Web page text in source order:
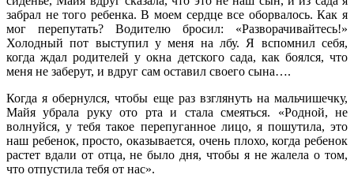
забрал не того ребенка. В моем сердце все оборвалось. Как я
мог перепутать? Водителю бросил: «Разворачивайтесь!»
Холодный пот выступил у меня на лбу. Я вспомнил себя,
когда ждал родителей у окна детского сада, как боялся, что
меня не заберут, и вдруг сам оставил своего сына….
Когда я обернулся, чтобы еще раз взглянуть на мальчишечку,
Майя убрала руку ото рта и стала смеяться. «Родной, не
волнуйся, у тебя такое перепуганное лицо, я пошутила, это
наш ребенок, просто, оказывается, очень плохо, когда ребенок
растет вдали от отца, не было дня, чтобы я не жалела о том,
что отпустила тебя от нас».